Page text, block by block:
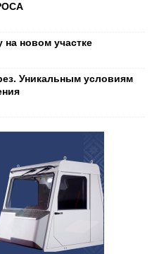
на новом участке
Уникальным условиям